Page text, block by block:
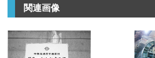
関連画像